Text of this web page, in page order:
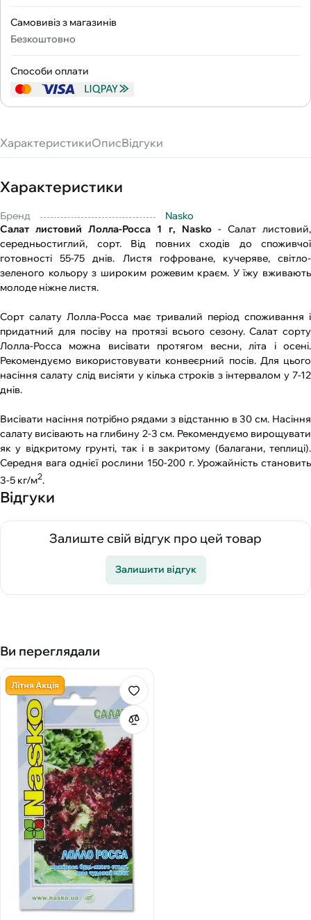
Самовивіз з магазинів
Безкоштовно
Способи оплати
ХарактеристикиОписВідгуки
Характеристики
Бренд
Nasko
Салат листовий Лолла-Росса 1 г, Nasko- Салат листовий,
середньостиглий, сорт. Від повних сходів до споживчої
готовності 55-75 днів. Листя гофроване, кучеряве, світло-
зеленого кольору з широким рожевим краєм. У їжу вживають
молоде ніжне листя.
Сорт салату Лолла-Росса має тривалий період споживання і
придатний для посіву на протязі всього сезону. Салат сорту
Лолла-Росса можна висівати протягом весни, літа і осені.
Рекомендуємо використовувати конвеєрний посів. Для цього
насіння салату слід висіяти у кілька строків з інтервалом у 7-12
днів.
Висівати насіння потрібно рядами з відстанню в 30 см. Насіння
салату висівають на глибину 2-3 см. Рекомендуємо вирощувати
як у відкритому грунті, так і в закритому (балагани, теплиці).
Середня вага однієї рослини 150-200 г. Урожайність становить
3-5 кг/м2.
Відгуки
Залиште свій відгук про цей товар
Залишити відгук
Ви переглядали
Літня Акція